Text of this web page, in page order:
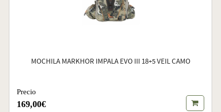
MOCHILA MARKHOR IMPALA EVO III 18+5 VEIL CAMO
Precio
169,00€